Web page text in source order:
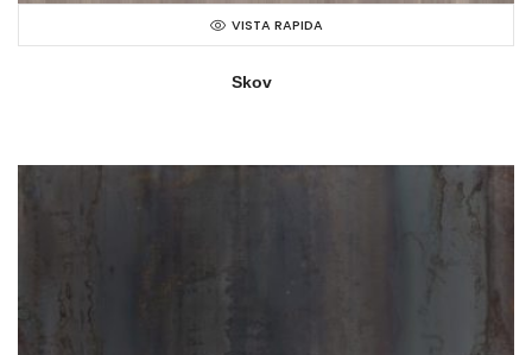
VISTA RAPIDA
Skov